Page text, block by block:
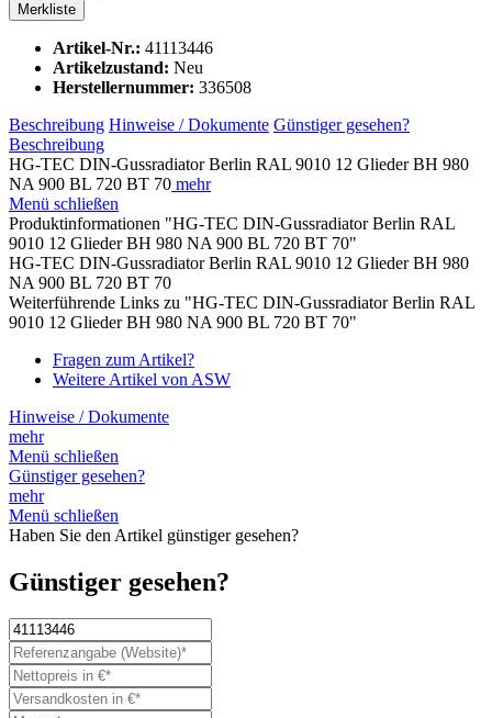
Merkliste
Artikel-Nr.: 41113446
Artikelzustand: Neu
Herstellernummer: 336508
Beschreibung Hinweise / Dokumente Günstiger gesehen?
Beschreibung
HG-TEC DIN-Gussradiator Berlin RAL 9010 12 Glieder BH 980
NA 900 BL 720 BT 70 mehr
Menü schließen
Produktinformationen "HG-TEC DIN-Gussradiator Berlin RAL
9010 12 Glieder BH 980 NA 900 BL 720 BT 70"
HG-TEC DIN-Gussradiator Berlin RAL 9010 12 Glieder BH 980
NA 900 BL 720 BT 70
Weiterführende Links zu "HG-TEC DIN-Gussradiator Berlin RAL
9010 12 Glieder BH 980 NA 900 BL 720 BT 70"
Fragen zum Artikel?
Weitere Artikel von ASW
Hinweise / Dokumente
mehr
Menü schließen
Günstiger gesehen?
mehr
Menü schließen
Haben Sie den Artikel günstiger gesehen?
Günstiger gesehen?